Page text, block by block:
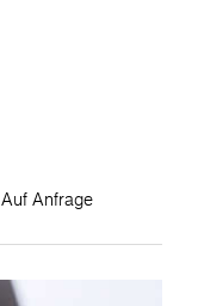
Auf Anfrage